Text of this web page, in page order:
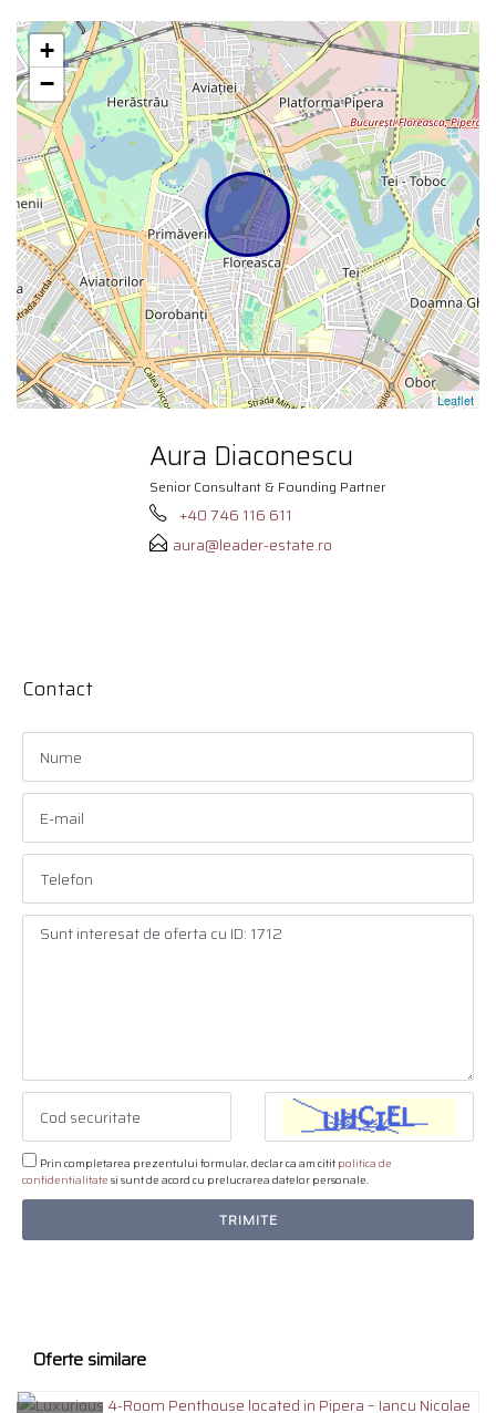
+
−
Leaflet
Aura Diaconescu
Senior Consultant & Founding Partner
+40 746 116 611
aura@leader-estate.ro
Contact
Prin completarea prezentului formular, declar ca am citit politica de
confidentialitate si sunt de acord cu prelucrarea datelor personale.
TRIMITE
Oferte similare